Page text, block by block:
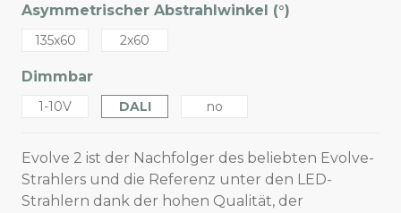
Asymmetrischer Abstrahlwinkel (°)
135x60 2x60
Dimmbar
1-10V DALI no
Evolve 2 ist der Nachfolger des beliebten Evolve-
Strahlers und die Referenz unter den LED-
Strahlern dank der hohen Qualität, der